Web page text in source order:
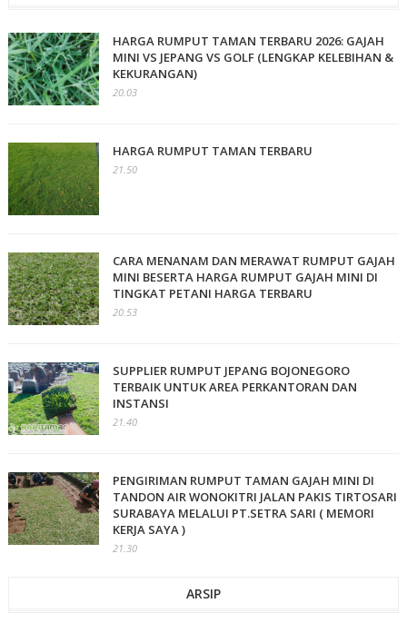
HARGA RUMPUT TAMAN TERBARU 2026: GAJAH
MINI VS JEPANG VS GOLF (LENGKAP KELEBIHAN &
KEKURANGAN)
20.03
HARGA RUMPUT TAMAN TERBARU
21.50
CARA MENANAM DAN MERAWAT RUMPUT GAJAH
MINI BESERTA HARGA RUMPUT GAJAH MINI DI
TINGKAT PETANI HARGA TERBARU
20.53
SUPPLIER RUMPUT JEPANG BOJONEGORO
TERBAIK UNTUK AREA PERKANTORAN DAN
INSTANSI
21.40
PENGIRIMAN RUMPUT TAMAN GAJAH MINI DI
TANDON AIR WONOKITRI JALAN PAKIS TIRTOSARI
SURABAYA MELALUI PT.SETRA SARI ( MEMORI
KERJA SAYA )
21.30
ARSIP